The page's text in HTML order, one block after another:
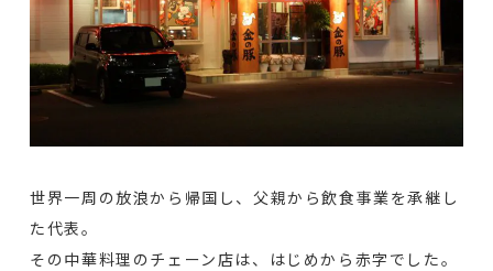
世界一周の放浪から帰国し、父親から飲食事業を承継し
た代表。
その中華料理のチェーン店は、はじめから赤字でした。